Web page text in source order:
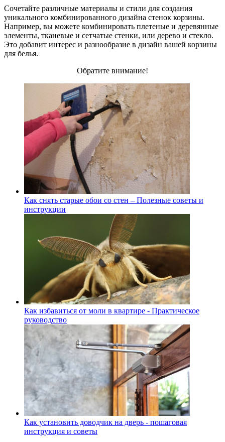
Сочетайте различные материалы и стили для создания
уникального комбинированного дизайна стенок корзины.
Например, вы можете комбинировать плетеные и деревянные
элементы, тканевые и сетчатые стенки, или дерево и стекло.
Это добавит интерес и разнообразие в дизайн вашей корзины
для белья.
Обратите внимание!
Как снять старые обои со стен – Полезные советы и
инструкции
Как избавиться от моли в квартире - Практическое
руководство
Как установить доводчик на дверь - пошаговая
инструкция и советы